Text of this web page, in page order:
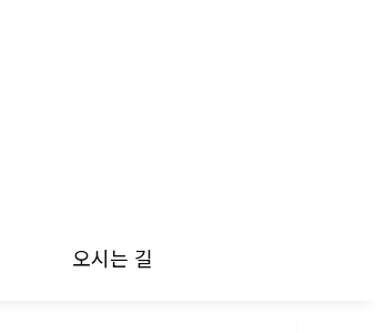
오시는 길